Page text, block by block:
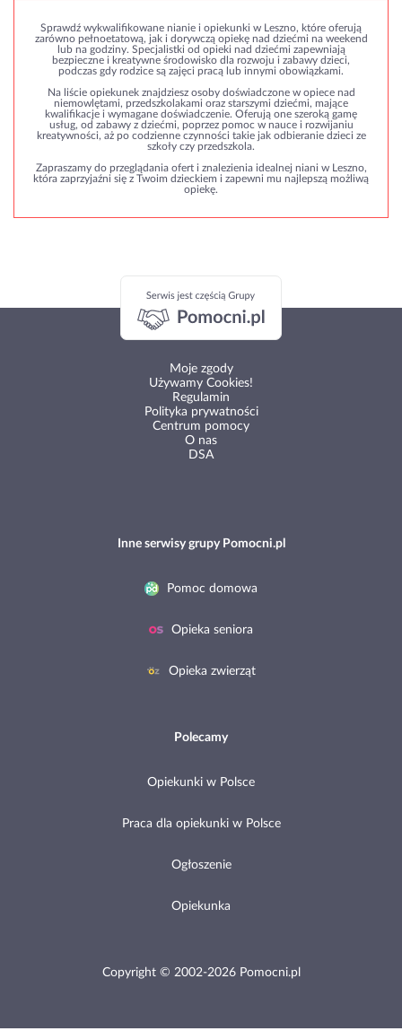
Sprawdź wykwalifikowane nianie i opiekunki w Leszno, które oferują
zarówno pełnoetatową, jak i dorywczą opiekę nad dziećmi na weekend
lub na godziny. Specjalistki od opieki nad dziećmi zapewniają
bezpieczne i kreatywne środowisko dla rozwoju i zabawy dzieci,
podczas gdy rodzice są zajęci pracą lub innymi obowiązkami.
Na liście opiekunek znajdziesz osoby doświadczone w opiece nad
niemowlętami, przedszkolakami oraz starszymi dziećmi, mające
kwalifikacje i wymagane doświadczenie. Oferują one szeroką gamę
usług, od zabawy z dziećmi, poprzez pomoc w nauce i rozwijaniu
kreatywności, aż po codzienne czynności takie jak odbieranie dzieci ze
szkoły czy przedszkola.
Zapraszamy do przeglądania ofert i znalezienia idealnej niani w Leszno,
która zaprzyjaźni się z Twoim dzieckiem i zapewni mu najlepszą możliwą
opiekę.
Moje zgody
Używamy Cookies!
Regulamin
Polityka prywatności
Centrum pomocy
O nas
DSA
Inne serwisy grupy Pomocni.pl
Pomoc domowa
Opieka seniora
Opieka zwierząt
Polecamy
Opiekunki w Polsce
Praca dla opiekunki w Polsce
Ogłoszenie
Opiekunka
Copyright © 2002-2026 Pomocni.pl